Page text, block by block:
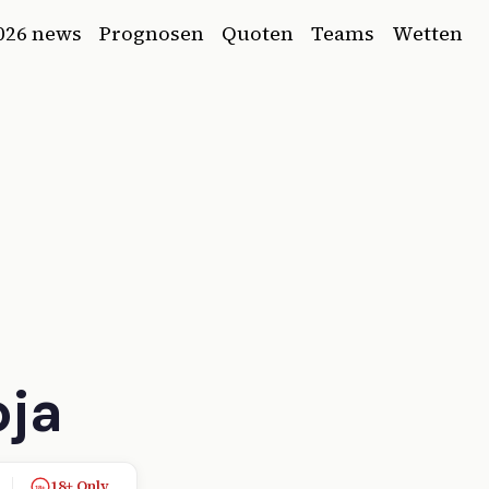
news Prognosen Quoten Teams Wetten
18+